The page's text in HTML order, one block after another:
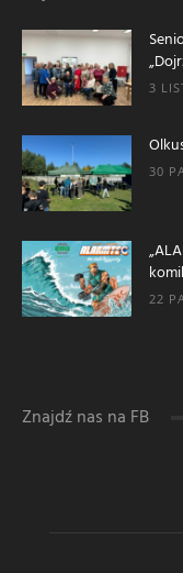
3
30
22
Znajdź nas na FB